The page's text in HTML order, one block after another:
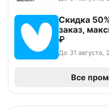
Скидка
заказ,
₽
До 31 августа,
Все